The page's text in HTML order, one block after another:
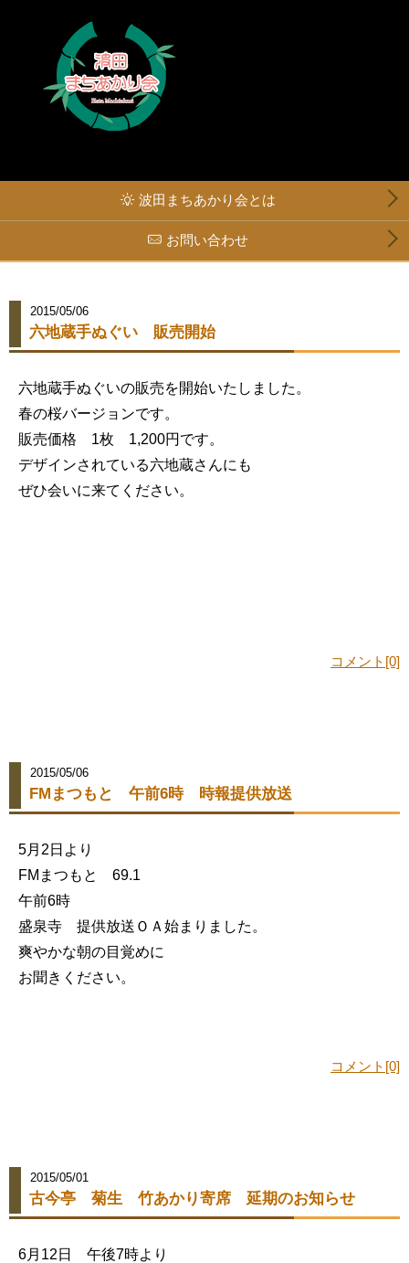
波田まちあかり会とは
お問い合わせ
2015/05/06
六地蔵手ぬぐい 販売開始
六地蔵手ぬぐいの販売を開始いたしました。
春の桜バージョンです。
販売価格 1枚 1,200円です。
デザインされている六地蔵さんにも
ぜひ会いに来てください。
コメント[0]
2015/05/06
FMまつもと 午前6時 時報提供放送
5月2日より
FMまつもと 69.1
午前6時
盛泉寺 提供放送ＯＡ始まりました。
爽やかな朝の目覚めに
お聞きください。
コメント[0]
2015/05/01
古今亭 菊生 竹あかり寄席 延期のお知らせ
6月12日 午後7時より